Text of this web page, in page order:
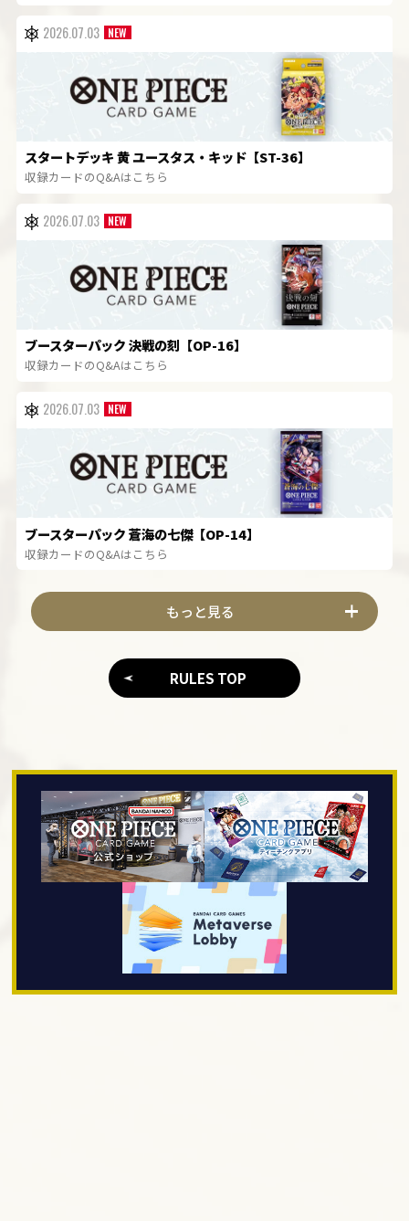
2026.07.03
スタートデッキ 黄 ユースタス・キッド【ST-36】
収録カードのQ&Aはこちら
2026.07.03
ブースターパック 決戦の刻【OP-16】
収録カードのQ&Aはこちら
2026.07.03
ブースターパック 蒼海の七傑【OP-14】
収録カードのQ&Aはこちら
もっと見る
RULES TOP